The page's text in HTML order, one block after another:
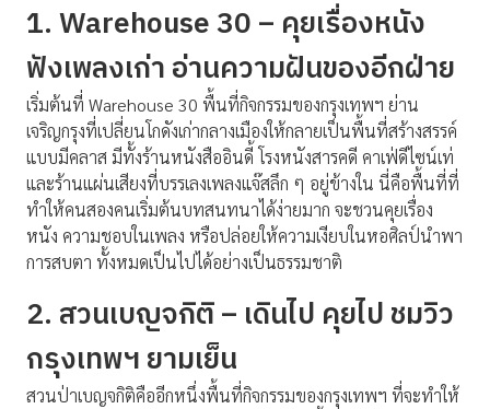
1. Warehouse 30 – คุยเรื่องหนัง
ฟังเพลงเก่า อ่านความฝันของอีกฝ่าย
เริ่มต้นที่ Warehouse 30 พื้นที่กิจกรรมของกรุงเทพฯ ย่าน
เจริญกรุงที่เปลี่ยนโกดังเก่ากลางเมืองให้กลายเป็นพื้นที่สร้างสรรค์
แบบมีคลาส มีทั้งร้านหนังสืออินดี้ โรงหนังสารคดี คาเฟ่ดีไซน์เท่
และร้านแผ่นเสียงที่บรรเลงเพลงแจ๊สลึก ๆ อยู่ข้างใน นี่คือพื้นที่ที่
ทำให้คนสองคนเริ่มต้นบทสนทนาได้ง่ายมาก จะชวนคุยเรื่อง
หนัง ความชอบในเพลง หรือปล่อยให้ความเงียบในหอศิลป์นำพา
การสบตา ทั้งหมดเป็นไปได้อย่างเป็นธรรมชาติ
2. สวนเบญจกิติ – เดินไป คุยไป ชมวิว
กรุงเทพฯ ยามเย็น
สวนป่าเบญจกิติคืออีกหนึ่งพื้นที่กิจกรรมของกรุงเทพฯ ที่จะทำให้